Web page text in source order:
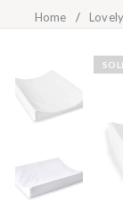
Home /